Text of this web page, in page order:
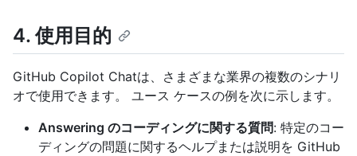
4. 使用目的
GitHub Copilot Chatは、さまざまな業界の複数のシナリ
オで使用できます。 ユース ケースの例を次に示します。
Answering のコーディングに関する質問: 特定のコー
ディングの問題に関するヘルプまたは説明を GitHub